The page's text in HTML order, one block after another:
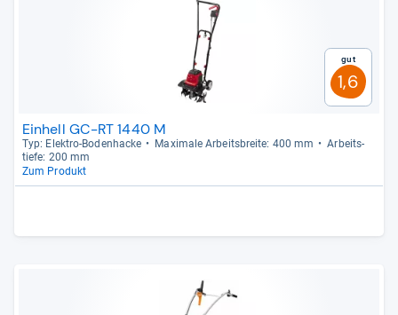
Gut
1,6
Einhell GC-RT 1440 M
Typ: Elek­tro-​Boden­ha­cke Maxi­male Arbeits­breite: 400 mm
Arbeit­s­
tiefe: 200 mm
Zum Produkt